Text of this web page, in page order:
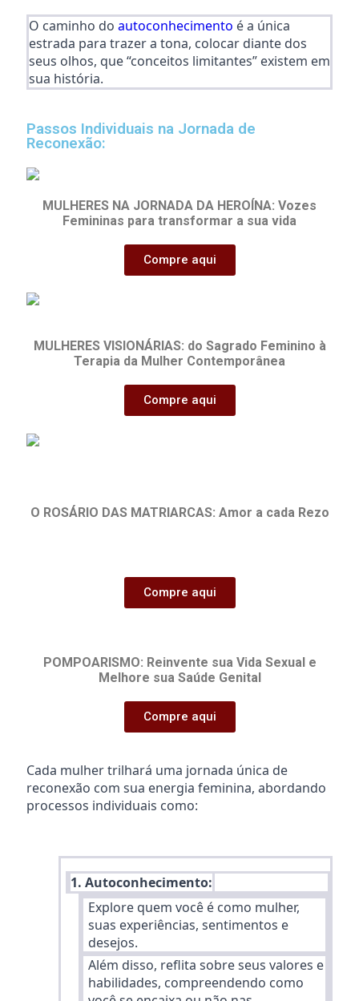
O caminho do autoconhecimento é a única
estrada para trazer a tona, colocar diante dos
seus olhos, que “conceitos limitantes” existem em
sua história.
Passos Individuais na Jornada de
Reconexão:
MULHERES NA JORNADA DA HEROÍNA: Vozes
Femininas para transformar a sua vida
Compre aqui
MULHERES VISIONÁRIAS: do Sagrado Feminino à
Terapia da Mulher Contemporânea
Compre aqui
O ROSÁRIO DAS MATRIARCAS: Amor a cada Rezo
Compre aqui
POMPOARISMO: Reinvente sua Vida Sexual e
Melhore sua Saúde Genital
Compre aqui
Cada mulher trilhará uma jornada única de
reconexão com sua energia feminina, abordando
processos individuais como:
1. Autoconhecimento:
Explore quem você é como mulher,
suas experiências, sentimentos e
desejos.
Além disso, reflita sobre seus valores e
habilidades, compreendendo como